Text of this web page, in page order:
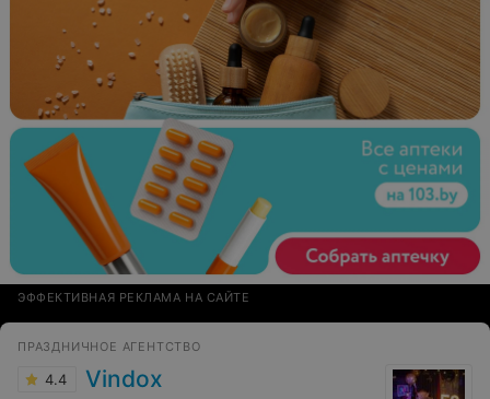
ЭФФЕКТИВНАЯ РЕКЛАМА НА САЙТЕ
ПРАЗДНИЧНОЕ АГЕНТСТВО
4.4 Vindox